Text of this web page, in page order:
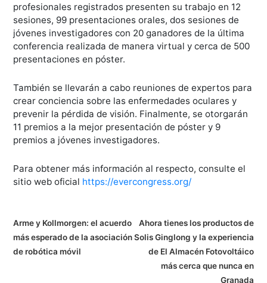
profesionales registrados presenten su trabajo en 12
sesiones, 99 presentaciones orales, dos sesiones de
jóvenes investigadores con 20 ganadores de la última
conferencia realizada de manera virtual y cerca de 500
presentaciones en póster.
También se llevarán a cabo reuniones de expertos para
crear conciencia sobre las enfermedades oculares y
prevenir la pérdida de visión. Finalmente, se otorgarán
11 premios a la mejor presentación de póster y 9
premios a jóvenes investigadores.
Para obtener más información al respecto, consulte el
sitio web oficial https://evercongress.org/
N
a
Arme y Kollmorgen: el acuerdo
más esperado de la asociación
de robótica móvil
Ahora tienes los productos de
Solis Ginglong y la experiencia
de El Almacén Fotovoltáico
más cerca que nunca en
Granada